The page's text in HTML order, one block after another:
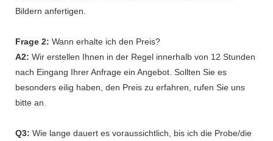
Bildern anfertigen.
Frage 2: Wann erhalte ich den Preis?
A2: Wir erstellen Ihnen in der Regel innerhalb von 12 Stunden
nach Eingang Ihrer Anfrage ein Angebot. Sollten Sie es
besonders eilig haben, den Preis zu erfahren, rufen Sie uns
bitte an.
Q3: Wie lange dauert es voraussichtlich, bis ich die Probe/die